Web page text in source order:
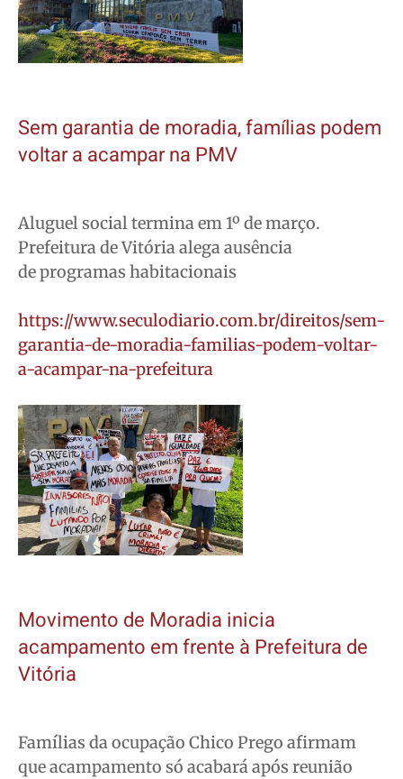
Sem garantia de moradia, famílias podem
voltar a acampar na PMV
Aluguel social termina em 1º de março.
Prefeitura de Vitória alega ausência
de programas habitacionais
https://www.seculodiario.com.br/direitos/sem-
garantia-de-moradia-familias-podem-voltar-
a-acampar-na-prefeitura
Movimento de Moradia inicia
acampamento em frente à Prefeitura de
Vitória
Famílias da ocupação Chico Prego afirmam
que acampamento só acabará após reunião